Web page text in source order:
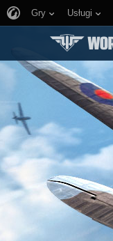
Gry Usługi